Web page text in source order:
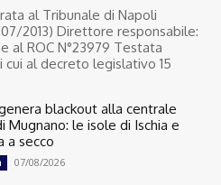
al Tribunale di Napoli
2013) Direttore responsabile:
al ROC N°23979 Testata
al decreto legislativo 15
blackout alla centrale
Mugnano: le isole di Ischia e
a secco
07/08/2026